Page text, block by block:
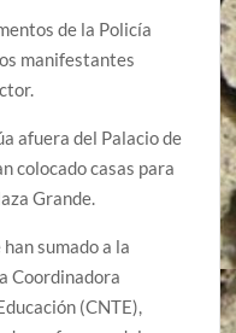
de la Policía
manifestantes
afuera del Palacio de
colocado casas para
Grande.
sumado a la
Coordinadora
(CNTE),